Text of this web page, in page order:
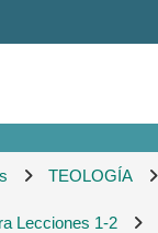
TEOLOGÍA
Lecciones 1-2